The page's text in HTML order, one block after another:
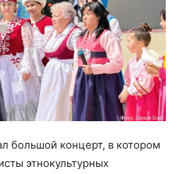
большой концерт, в котором
этнокультурных